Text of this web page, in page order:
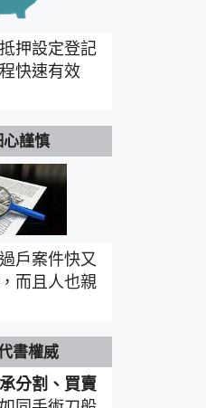
押設定登記
快速有效
謹慎
戶案件快又
而且人也親
書權威
分割、買賣